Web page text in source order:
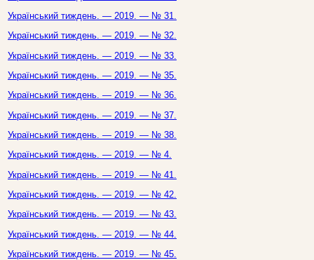
Український тиждень. — 2019. — № 31.
Український тиждень. — 2019. — № 32.
Український тиждень. — 2019. — № 33.
Український тиждень. — 2019. — № 35.
Український тиждень. — 2019. — № 36.
Український тиждень. — 2019. — № 37.
Український тиждень. — 2019. — № 38.
Український тиждень. — 2019. — № 4.
Український тиждень. — 2019. — № 41.
Український тиждень. — 2019. — № 42.
Український тиждень. — 2019. — № 43.
Український тиждень. — 2019. — № 44.
Український тиждень. — 2019. — № 45.